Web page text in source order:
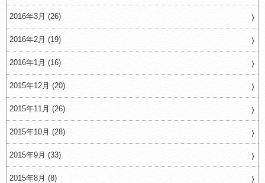
2016年3月 (26)
2016年2月 (19)
2016年1月 (16)
2015年12月 (20)
2015年11月 (26)
2015年10月 (28)
2015年9月 (33)
2015年8月 (8)